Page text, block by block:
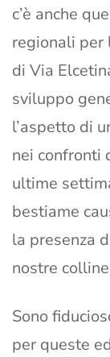
c’è anche
regionali per
di Via
sviluppo
l’aspetto di
nei confronti
ultime
bestiame
la presenza
nostre
Sono
per queste